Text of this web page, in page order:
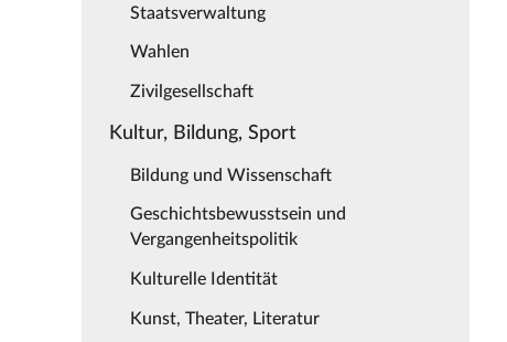
Staatsverwaltung
Wahlen
Zivilgesellschaft
Kultur, Bildung, Sport
Bildung und Wissenschaft
Geschichtsbewusstsein und
Vergangenheitspolitik
Kulturelle Identität
Kunst, Theater, Literatur